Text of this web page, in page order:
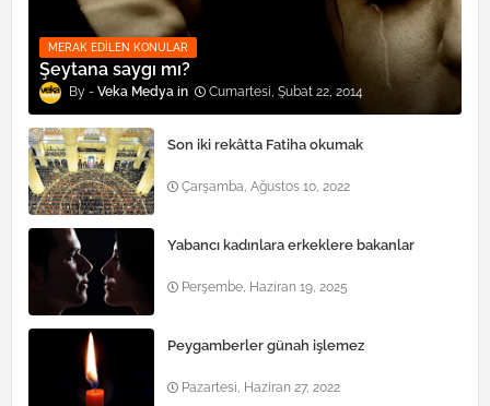
MERAK EDILEN KONULAR
Şeytana saygı mı?
Veka Medya Cumartesi, Şubat 22, 2014
Son iki rekâtta Fatiha okumak
Çarşamba, Ağustos 10, 2022
Yabancı kadınlara erkeklere bakanlar
Perşembe, Haziran 19, 2025
Peygamberler günah işlemez
Pazartesi, Haziran 27, 2022